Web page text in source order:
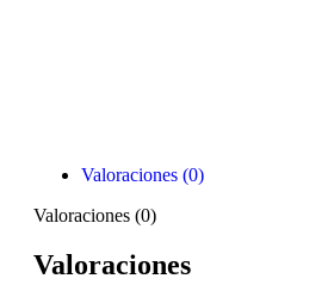
Valoraciones (0)
Valoraciones (0)
Valoraciones